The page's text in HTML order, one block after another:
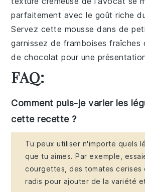
parfaitement avec le goût riche
Servez cette mousse dans de
garnissez de framboises fraîches
de chocolat pour une
FAQ:
Comment puis-je varier les
cette recette ?
Tu peux utiliser n'importe quels
que tu aimes. Par exemple,
courgettes, des tomates cerises
radis pour ajouter de la variété